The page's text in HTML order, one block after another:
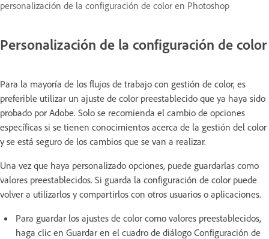
personalización de la configuración de color en Photoshop
Personalización de la configuración de color
Para la mayoría de los flujos de trabajo con gestión de color, es
preferible utilizar un ajuste de color preestablecido que ya haya sido
probado por Adobe. Solo se recomienda el cambio de opciones
específicas si se tienen conocimientos acerca de la gestión del color
y se está seguro de los cambios que se van a realizar.
Una vez que haya personalizado opciones, puede guardarlas como
valores preestablecidos. Si guarda la configuración de color puede
volver a utilizarlos y compartirlos con otros usuarios o aplicaciones.
Para guardar los ajustes de color como valores preestablecidos,
haga clic en Guardar en el cuadro de diálogo Configuración de